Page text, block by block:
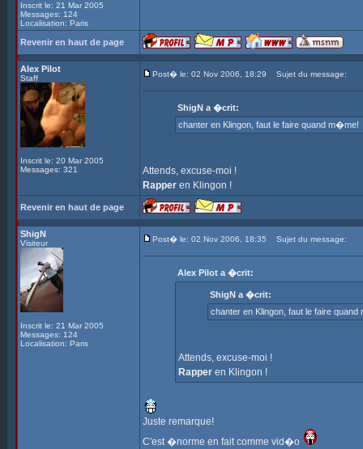
Inscrit le: 21 Mar 2005
Messages: 124
Localisation: Paris
Revenir en haut de page
Alex Pilot
Staff
Inscrit le: 20 Mar 2005
Messages: 321
Post� le: 02 Nov 2006, 18:29 Sujet du message:
ShigN a �crit:
chanter en Klingon, faut le faire quand m�me!
Attends, excuse-moi !
Rapper en Klingon !
Revenir en haut de page
ShigN
Visiteur
Inscrit le: 21 Mar 2005
Messages: 124
Localisation: Paris
Post� le: 02 Nov 2006, 18:35 Sujet du message:
Alex Pilot a �crit:
ShigN a �crit:
chanter en Klingon, faut le faire
Attends, excuse-moi !
Rapper en Klingon !
Juste remarque!
C'est �norme en fait comme vid�o